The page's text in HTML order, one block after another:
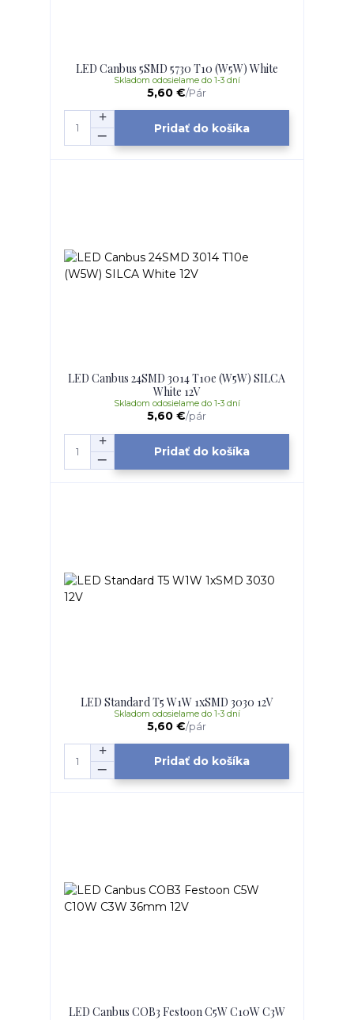
LED Canbus 5SMD 5730 T10 (W5W) White
5,60 €/Pár
Skladom odosielame do 1-3 dní
Pridať do košíka
LED Canbus 24SMD 3014 T10e (W5W) SILCA
White 12V
5,60 €/pár
Skladom odosielame do 1-3 dní
Pridať do košíka
LED Standard T5 W1W 1xSMD 3030 12V
5,60 €/pár
Skladom odosielame do 1-3 dní
Pridať do košíka
LED Canbus COB3 Festoon C5W C10W C3W